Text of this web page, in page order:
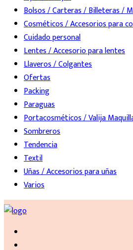
Bolsos / Carteras / Billeteras /
Cosméticos / Accesorios para
Cuidado personal
Lentes / Accesorio para lentes
Llaveros / Colgantes
Ofertas
Packing
Paraguas
Portacosméticos / Valija
Sombreros
Tendencia
Textil
Uñas / Accesorios para uñas
Varios